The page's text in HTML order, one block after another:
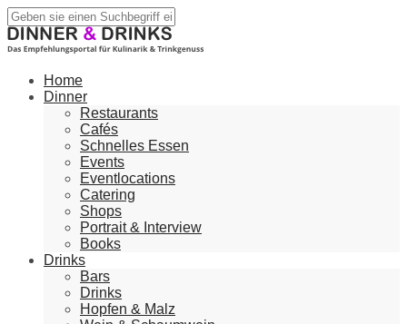
Home
Dinner
Restaurants
Cafés
Schnelles Essen
Events
Eventlocations
Catering
Shops
Portrait & Interview
Books
Drinks
Bars
Drinks
Hopfen & Malz